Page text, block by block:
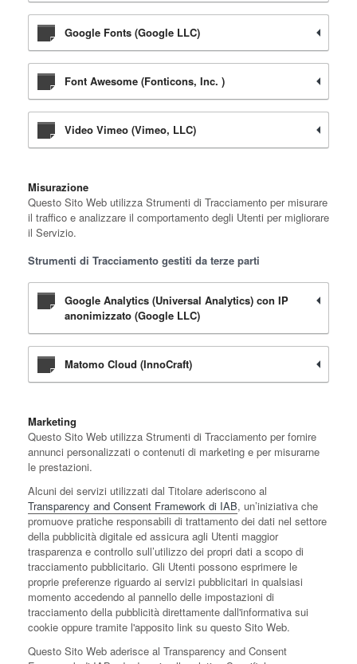
Google Fonts (Google LLC)
Font Awesome (Fonticons, Inc. )
Video Vimeo (Vimeo, LLC)
Misurazione
Questo Sito Web utilizza Strumenti di Tracciamento per misurare
il traffico e analizzare il comportamento degli Utenti per migliorare
il Servizio.
Strumenti di Tracciamento gestiti da terze parti
Google Analytics (Universal Analytics) con IP
anonimizzato (Google LLC)
Matomo Cloud (InnoCraft)
Marketing
Questo Sito Web utilizza Strumenti di Tracciamento per fornire
annunci personalizzati o contenuti di marketing e per misurarne
le prestazioni.
Alcuni dei servizi utilizzati dal Titolare aderiscono al
Transparency and Consent Framework di IAB, un’iniziativa che
promuove pratiche responsabili di trattamento dei dati nel settore
della pubblicità digitale ed assicura agli Utenti maggior
trasparenza e controllo sull’utilizzo dei propri dati a scopo di
tracciamento pubblicitario. Gli Utenti possono esprimere le
proprie preferenze riguardo ai servizi pubblicitari in qualsiasi
momento accedendo al pannello delle impostazioni di
tracciamento della pubblicità direttamente dall'informativa sui
cookie oppure tramite l'apposito link su questo Sito Web.
Questo Sito Web aderisce al Transparency and Consent